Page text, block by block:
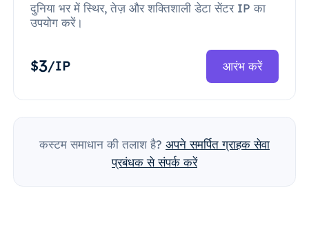
दुनिया भर में स्थिर, तेज़ और शक्तिशाली डेटा सेंटर IP का
उपयोग करें।
$3/IP आरंभ करें
कस्टम समाधान की तलाश है? अपने समर्पित ग्राहक सेवा
प्रबंधक से संपर्क करें